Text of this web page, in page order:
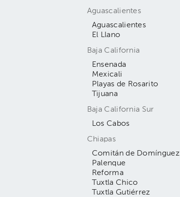
Aguascalientes
Aguascalientes
El Llano
Baja California
Ensenada
Mexicali
Playas de Rosarito
Tijuana
Baja California Sur
Los Cabos
Chiapas
Comitán de Domínguez
Palenque
Reforma
Tuxtla Chico
Tuxtla Gutiérrez